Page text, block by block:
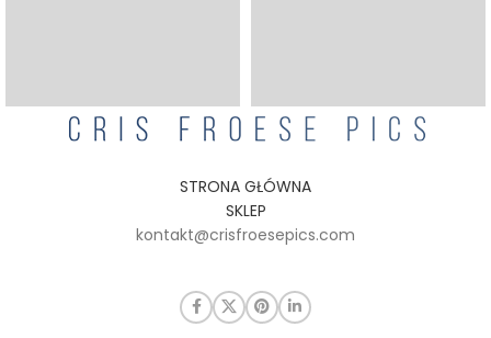
STRONA GŁÓWNA
SKLEP
kontakt@crisfroesepics.com